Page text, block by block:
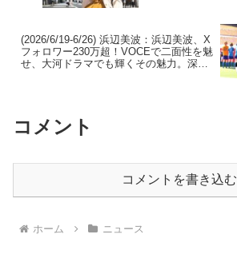
(2026/6/19-6/26) 浜辺美波：浜辺美波、X
フォロワー230万超！VOCEで二面性を魅
せ、大河ドラマでも輝くその魅力。深層
コメント
コメントを書き込む
ホーム ニュース